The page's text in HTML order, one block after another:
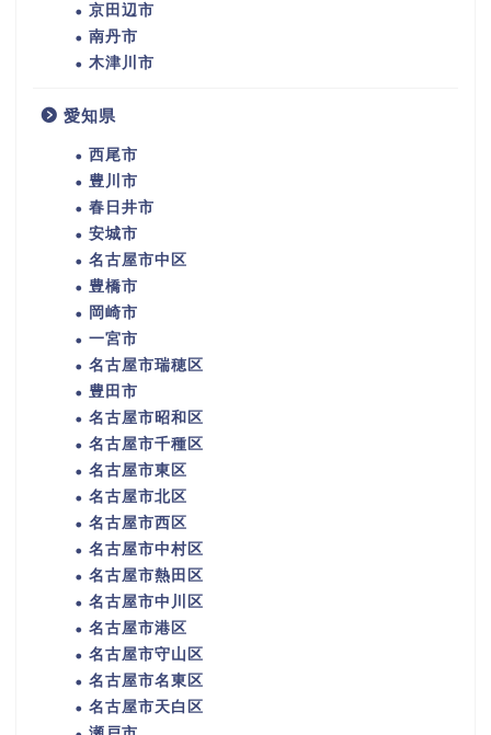
京田辺市
南丹市
木津川市
愛知県
西尾市
豊川市
春日井市
安城市
名古屋市中区
豊橋市
岡崎市
一宮市
名古屋市瑞穂区
豊田市
名古屋市昭和区
名古屋市千種区
名古屋市東区
名古屋市北区
名古屋市西区
名古屋市中村区
名古屋市熱田区
名古屋市中川区
名古屋市港区
名古屋市守山区
名古屋市名東区
名古屋市天白区